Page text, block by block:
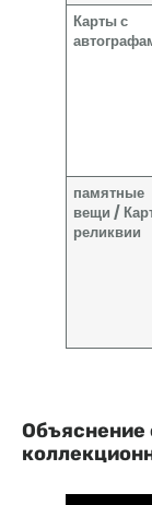
Карты с
памятные
вещи /
реликвии
Объяснение